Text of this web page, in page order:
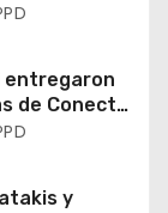
entregaron
de Conectar
y